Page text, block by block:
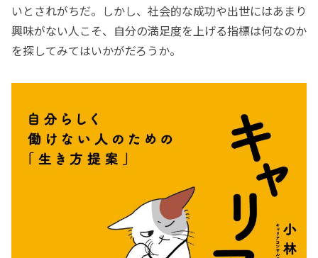
いとされがちだ。しかし、社会的な成功や出世にはあまり
興味がない人こそ、自分の満足度を上げる指標は何なのか
を探してみてはいかがだろうか。